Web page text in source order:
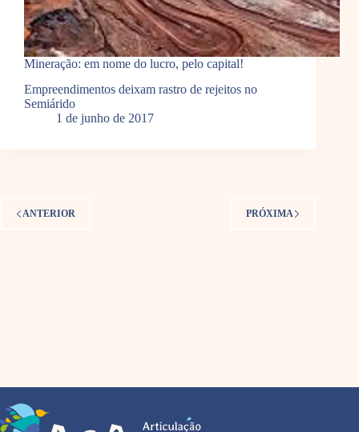
Mineração: em nome do lucro, pelo capital!
Empreendimentos deixam rastro de rejeitos no
Semiárido
1 de junho de 2017
ANTERIOR PRÓXIMA